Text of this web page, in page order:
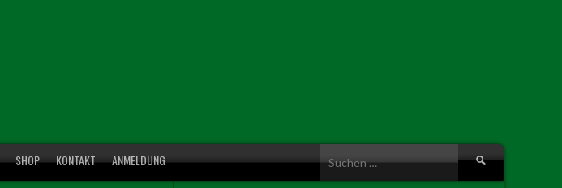
SHOP KONTAKT ANMELDUNG
Suche